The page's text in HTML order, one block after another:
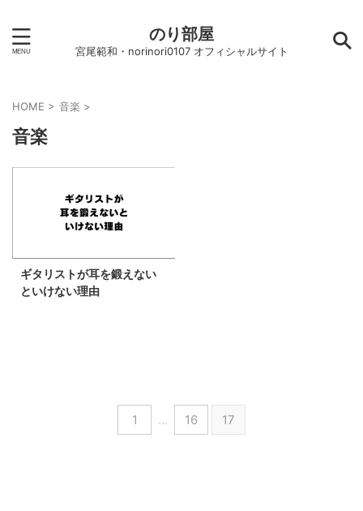
のり部屋
宮尾範和・norinori0107 オフィシャルサイト
HOME > 音楽 >
音楽
ギタリストが耳を鍛えない
といけない理由
1 … 16 17